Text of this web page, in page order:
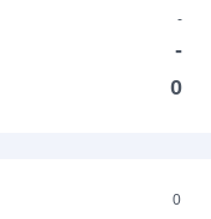
-
-
0
0